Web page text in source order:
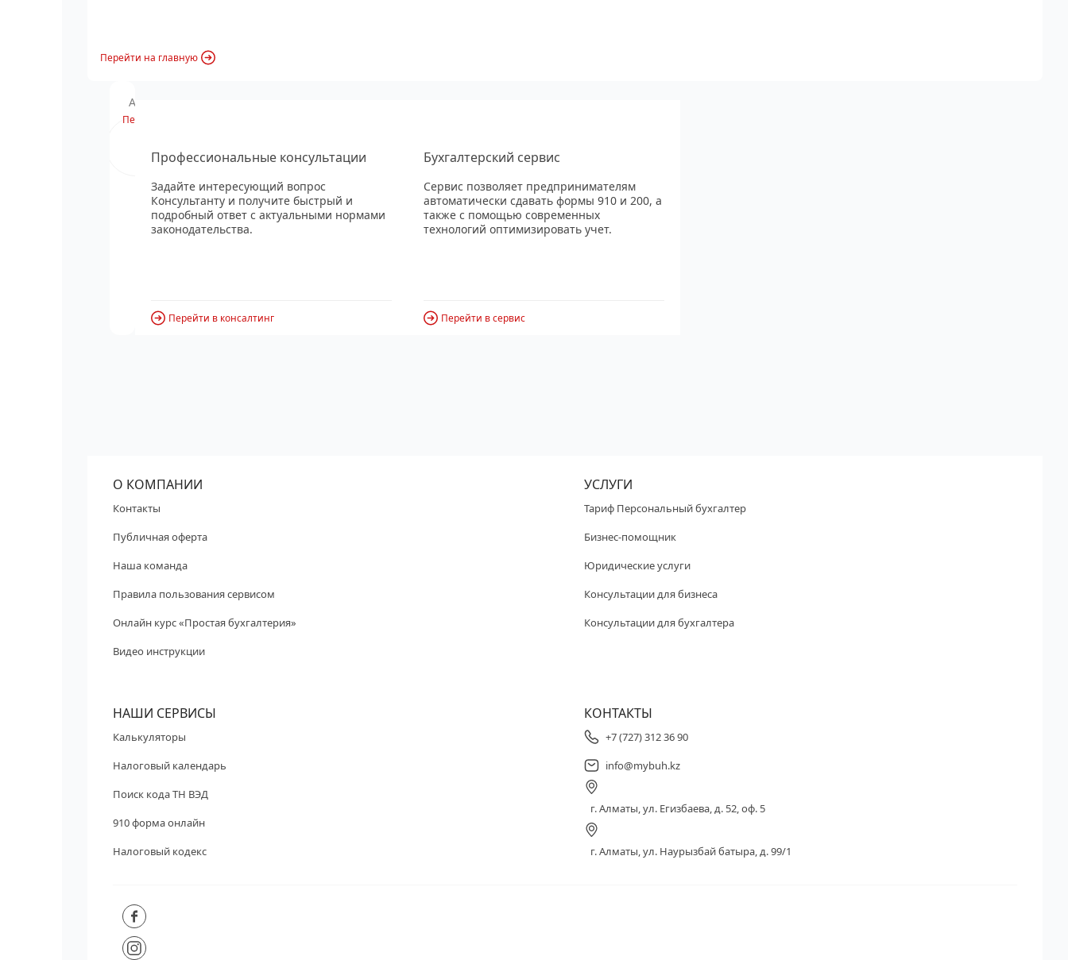
Перейти на главную
Анонс вебинара
Перейти
Профессиональные консультации
Задайте интересующий вопрос
Консультанту и получите быстрый и
подробный ответ с актуальными нормами
законодательства.
Перейти в консалтинг
Бухгалтерский сервис
Сервис позволяет предпринимателям
автоматически сдавать формы 910 и 200, а
также с помощью современных
технологий оптимизировать учет.
Перейти в сервис
О КОМПАНИИ
Контакты
Публичная оферта
Наша команда
Правила пользования сервисом
Онлайн курс «Простая бухгалтерия»
Видео инструкции
УСЛУГИ
Тариф Персональный бухгалтер
Бизнес-помощник
Юридические услуги
Консультации для бизнеса
Консультации для бухгалтера
НАШИ СЕРВИСЫ
Калькуляторы
Налоговый календарь
Поиск кода ТН ВЭД
910 форма онлайн
Налоговый кодекс
КОНТАКТЫ
+7 (727) 312 36 90
info@mybuh.kz
г. Алматы, ул. Егизбаева, д. 52, оф. 5
г. Алматы, ул. Наурызбай батыра, д. 99/1